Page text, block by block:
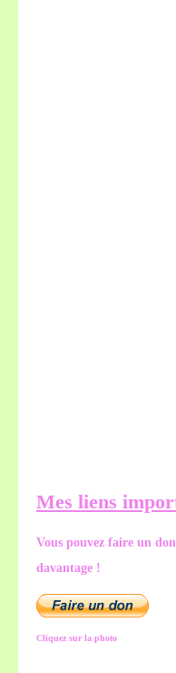
Mes liens
Vous pouvez faire un
davantage !
Cliquez sur la photo